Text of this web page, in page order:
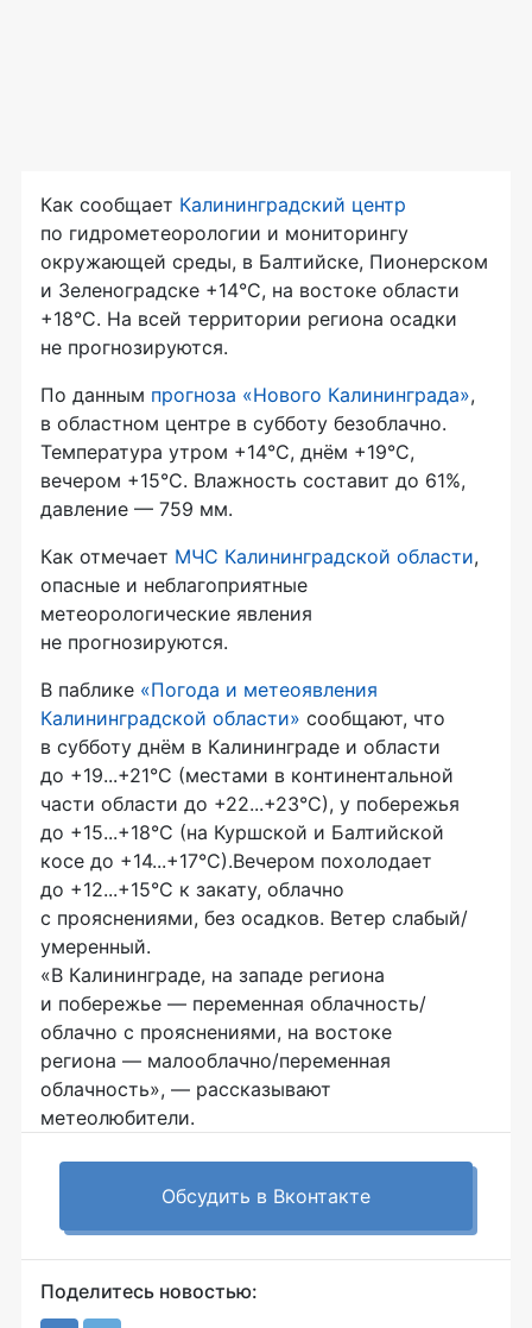
Как сообщает Калининградский центр
по гидрометеорологии и мониторингу
окружающей среды, в Балтийске, Пионерском
и Зеленоградске +14°C, на востоке области
+18°С. На всей территории региона осадки
не прогнозируются.
По данным прогноза «Нового Калининграда»,
в областном центре в субботу безоблачно.
Температура утром +14°C, днём +19°C,
вечером +15°C. Влажность составит до 61%,
давление — 759 мм.
Как отмечает МЧС Калининградской области,
опасные и неблагоприятные
метеорологические явления
не прогнозируются.
В паблике «Погода и метеоявления
Калининградской области» сообщают, что
в субботу днём в Калининграде и области
до +19...+21°C (местами в континентальной
части области до +22...+23°C), у побережья
до +15...+18°C (на Куршской и Балтийской
косе до +14...+17°C).Вечером похолодает
до +12...+15°C к закату, облачно
с прояснениями, без осадков. Ветер слабый/
умеренный.
«В Калининграде, на западе региона
и побережье — переменная облачность/
облачно с прояснениями, на востоке
региона — малооблачно/переменная
облачность», — рассказывают
метеолюбители.
Обсудить в Вконтакте
Поделитесь новостью: